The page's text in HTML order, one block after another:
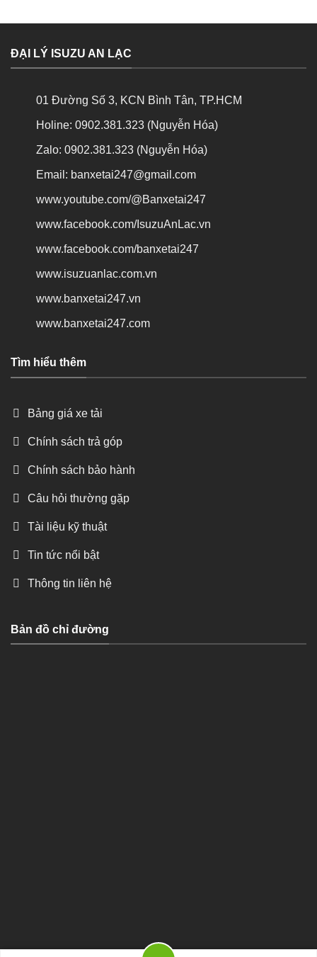
ĐẠI LÝ ISUZU AN LẠC
01 Đường Số 3, KCN Bình Tân, TP.HCM
Holine: 0902.381.323 (Nguyễn Hóa)
Zalo: 0902.381.323 (Nguyễn Hóa)
Email: banxetai247@gmail.com
www.youtube.com/@Banxetai247
www.facebook.com/IsuzuAnLac.vn
www.facebook.com/banxetai247
www.isuzuanlac.com.vn
www.banxetai247.vn
www.banxetai247.com
Tìm hiểu thêm
Bảng giá xe tải
Chính sách trả góp
Chính sách bảo hành
Câu hỏi thường gặp
Tài liệu kỹ thuật
Tin tức nổi bật
Thông tin liên hệ
Bản đồ chỉ đường